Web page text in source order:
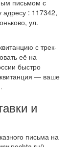
письмом с
: 117342,
ул.
с трек-
её на
быстро
— ваше
и
письма на